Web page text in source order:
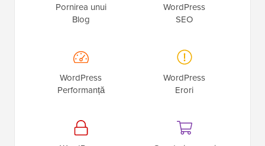
Pornirea unui
Blog
WordPress
SEO
WordPress
Performanță
WordPress
Erori